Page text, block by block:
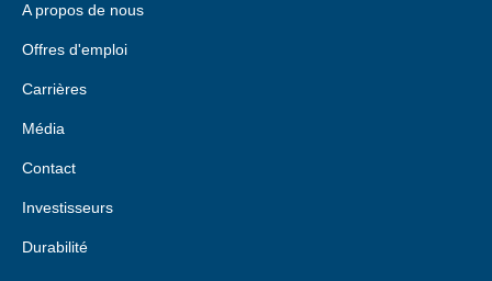
A propos de nous
Offres d'emploi
Carrières
Média
Contact
Investisseurs
Durabilité